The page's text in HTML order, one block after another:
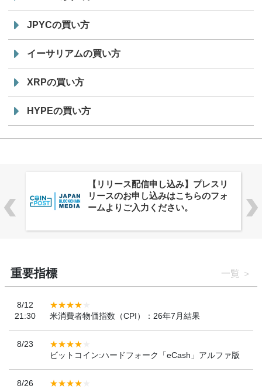
JPYCの買い方
イーサリアムの買い方
XRPの買い方
HYPEの買い方
株式会社PlnX、アジア最大級のグロ
ーバルWeb3カンファレンス
「WebX2026」とのコラボレーショ
重要指標 一覧
8/12
21:30
米消費者物価指数（CPI）：26年7月結果
8/23
ビットコイン:ハードフォーク「eCash」アルファ版
8/26